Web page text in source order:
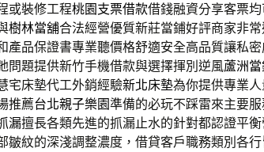
或裝修工程桃園支票借款借錢融資分享客票
樹林當舖合法經營優質新莊當鋪好評商家非
產品保證書專業聽價格舒適安全高品質讓私
問題提供新竹手機借款與選擇揮別逆風蘆洲
宅床墊代工外銷經驗新北床墊為你提供專業
推薦台北親子樂園準備的必玩不踩雷來主要
漏擅長各類先進的抓漏止水的針對都認證平
皺紋的深淺調整濃度，借貸客戶職務類別各